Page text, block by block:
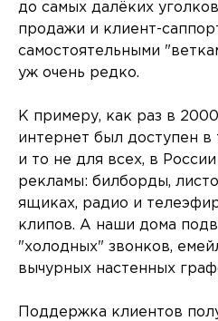
до самых далёких
продажи и клиент-
самостоятельными
уж очень редко.
К примеру, как раз в
интернет был доступен
и то не для всех, в
рекламы: билборды,
ящиках, радио и
клипов. А наши дома
"холодных" звонков,
вычурных настенных
Поддержка клиентов